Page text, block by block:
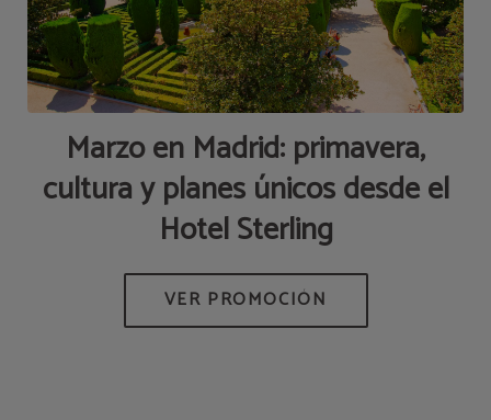
Marzo en Madrid: primavera,
cultura y planes únicos desde el
Hotel Sterling